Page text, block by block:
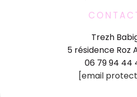
Trezh
5 résidence Roz
06 79 94 44
[email